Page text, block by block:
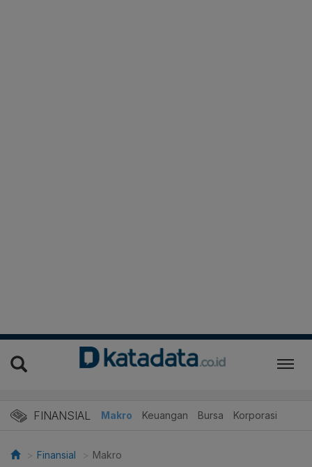
FINANSIAL Makro Keuangan Bursa Korporasi
Finansial Makro